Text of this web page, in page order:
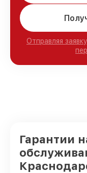
Отправляя
Гарантии